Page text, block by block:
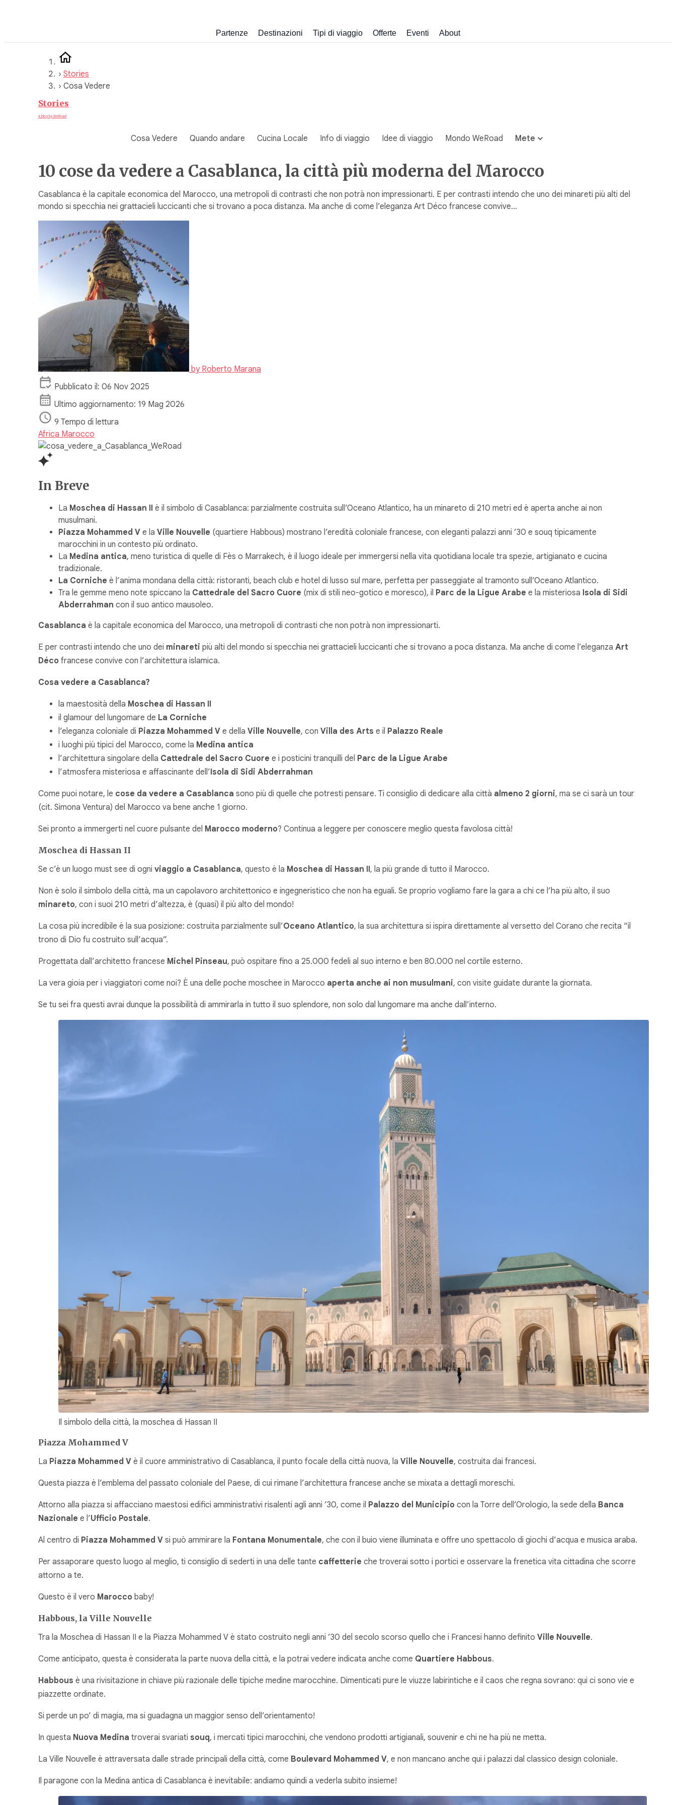
Partenze Destinazioni Tipi di viaggio Offerte Eventi About
› Stories
› Cosa Vedere
Stories
A blog by WeRoad
Cosa Vedere Quando andare Cucina Locale Info di viaggio Idee di viaggio Mondo WeRoad Mete
10 cose da vedere a Casablanca​, la città più moderna del Marocco
Casablanca è la capitale economica del Marocco, una metropoli di contrasti che non potrà non impressionarti. E per contrasti intendo che uno dei minareti più alti del
mondo si specchia nei grattacieli luccicanti che si trovano a poca distanza. Ma anche di come l’eleganza Art Déco francese convive…
by Roberto Marana
Pubblicato il: 06 Nov 2025
Ultimo aggiornamento: 19 Mag 2026
9 Tempo di lettura
Africa Marocco
In Breve
La Moschea di Hassan II è il simbolo di Casablanca: parzialmente costruita sull’Oceano Atlantico, ha un minareto di 210 metri ed è aperta anche ai non
musulmani.
Piazza Mohammed V e la Ville Nouvelle (quartiere Habbous) mostrano l’eredità coloniale francese, con eleganti palazzi anni ’30 e souq tipicamente
marocchini in un contesto più ordinato.
La Medina antica, meno turistica di quelle di Fès o Marrakech, è il luogo ideale per immergersi nella vita quotidiana locale tra spezie, artigianato e cucina
tradizionale.
La Corniche è l’anima mondana della città: ristoranti, beach club e hotel di lusso sul mare, perfetta per passeggiate al tramonto sull’Oceano Atlantico.
Tra le gemme meno note spiccano la Cattedrale del Sacro Cuore (mix di stili neo-gotico e moresco), il Parc de la Ligue Arabe e la misteriosa Isola di Sidi
Abderrahman con il suo antico mausoleo.
Casablanca è la capitale economica del Marocco, una metropoli di contrasti che non potrà non impressionarti.
E per contrasti intendo che uno dei minareti più alti del mondo si specchia nei grattacieli luccicanti che si trovano a poca distanza. Ma anche di come l’eleganza Art
Déco francese convive con l’architettura islamica.
Cosa vedere a Casablanca?
la maestosità della Moschea di Hassan II
il glamour del lungomare de La Corniche
l’eleganza coloniale di Piazza Mohammed V e della Ville Nouvelle, con Villa des Arts e il Palazzo Reale
i luoghi più tipici del Marocco, come la Medina antica
l’architettura singolare della Cattedrale del Sacro Cuore e i posticini tranquilli del Parc de la Ligue Arabe
l’atmosfera misteriosa e affascinante dell’Isola di Sidi Abderrahman
Come puoi notare, le cose da vedere a Casablanca sono più di quelle che potresti pensare. Ti consiglio di dedicare alla città almeno 2 giorni, ma se ci sarà un tour
(cit. Simona Ventura) del Marocco va bene anche 1 giorno.
Sei pronto a immergerti nel cuore pulsante del Marocco moderno? Continua a leggere per conoscere meglio questa favolosa città!
Moschea di Hassan II
Se c’è un luogo must see di ogni viaggio a Casablanca, questo è la Moschea di Hassan II, la più grande di tutto il Marocco.
Non è solo il simbolo della città, ma un capolavoro architettonico e ingegneristico che non ha eguali. Se proprio vogliamo fare la gara a chi ce l’ha più alto, il suo
minareto, con i suoi 210 metri d’altezza, è (quasi) il più alto del mondo!
La cosa più incredibile è la sua posizione: costruita parzialmente sull’Oceano Atlantico, la sua architettura si ispira direttamente al versetto del Corano che recita “il
trono di Dio fu costruito sull’acqua”.
Progettata dall’architetto francese Michel Pinseau, può ospitare fino a 25.000 fedeli al suo interno e ben 80.000 nel cortile esterno.
La vera gioia per i viaggiatori come noi? È una delle poche moschee in Marocco aperta anche ai non musulmani, con visite guidate durante la giornata.
Se tu sei fra questi avrai dunque la possibilità di ammirarla in tutto il suo splendore, non solo dal lungomare ma anche dall’interno.
Il simbolo della città, la moschea di Hassan II
Piazza Mohammed V
La Piazza Mohammed V è il cuore amministrativo di Casablanca, il punto focale della città nuova, la Ville Nouvelle, costruita dai francesi.
Questa piazza è l’emblema del passato coloniale del Paese, di cui rimane l’architettura francese anche se mixata a dettagli moreschi.
Attorno alla piazza si affacciano maestosi edifici amministrativi risalenti agli anni ’30, come il Palazzo del Municipio con la Torre dell’Orologio, la sede della Banca
Nazionale e l’Ufficio Postale.
Al centro di Piazza Mohammed V si può ammirare la Fontana Monumentale, che con il buio viene illuminata e offre uno spettacolo di giochi d’acqua e musica araba.
Per assaporare questo luogo al meglio, ti consiglio di sederti in una delle tante caffetterie che troverai sotto i portici e osservare la frenetica vita cittadina che scorre
attorno a te.
Questo è il vero Marocco baby!
Habbous, la Ville Nouvelle
Tra la Moschea di Hassan II e la Piazza Mohammed V è stato costruito negli anni ’30 del secolo scorso quello che i Francesi hanno definito Ville Nouvelle.
Come anticipato, questa è considerata la parte nuova della città, e la potrai vedere indicata anche come Quartiere Habbous.
Habbous è una rivisitazione in chiave più razionale delle tipiche medine marocchine. Dimenticati pure le viuzze labirintiche e il caos che regna sovrano: qui ci sono vie e
piazzette ordinate.
Si perde un po’ di magia, ma si guadagna un maggior senso dell’orientamento!
In questa Nuova Medina troverai svariati souq, i mercati tipici marocchini, che vendono prodotti artigianali, souvenir e chi ne ha più ne metta.
La Ville Nouvelle è attraversata dalle strade principali della città, come Boulevard Mohammed V, e non mancano anche qui i palazzi dal classico design coloniale.
Il paragone con la Medina antica di Casablanca è inevitabile: andiamo quindi a vederla subito insieme!